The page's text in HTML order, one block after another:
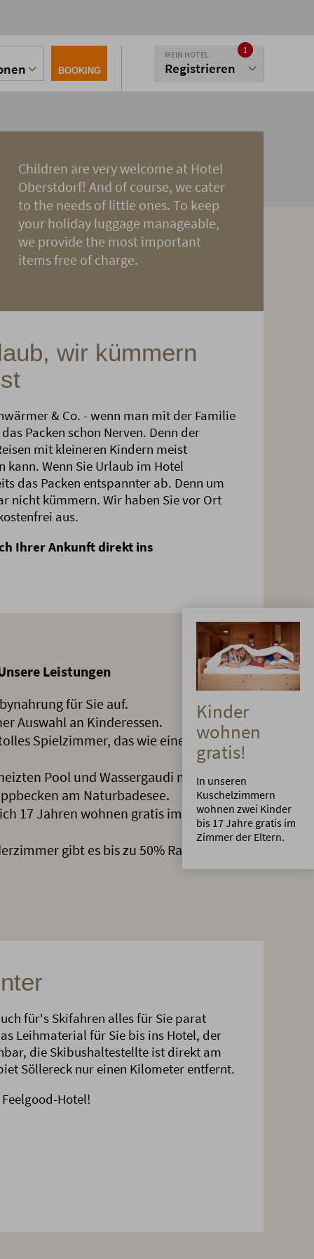
BOOKING
MEIN HOTEL
Registrieren
1
Children are very welcome at Hotel
Oberstdorf! And of course, we cater
to the needs of little ones. To keep
your holiday luggage manageable,
we provide the most important
items free of charge.
wir kümmern
& Co. - wenn man mit der Familie
Packen schon Nerven. Denn der
mit kleineren Kindern meist
kann. Wenn Sie Urlaub im Hotel
das Packen entspannter ab. Denn um
nicht kümmern. Wir haben Sie vor Ort
aus.
Ihrer Ankunft direkt ins
Kinder
wohnen
gratis!
In unseren
Kuschelzimmern
wohnen zwei Kinder
bis 17 Jahre gratis im
Zimmer der Eltern.
Leistungen
für Sie auf.
Auswahl an Kinderessen.
Spielzimmer, das wie eine Allgäuer
Pool und Wassergaudi mit
am Naturbadesee.
17 Jahren wohnen gratis im Zimmer der
gibt es bis zu 50% Rabatt.
für's Skifahren alles für Sie parat
Leihmaterial für Sie bis ins Hotel, der
die Skibushaltestellte ist direkt am
Söllereck nur einen Kilometer entfernt.
Hotel!